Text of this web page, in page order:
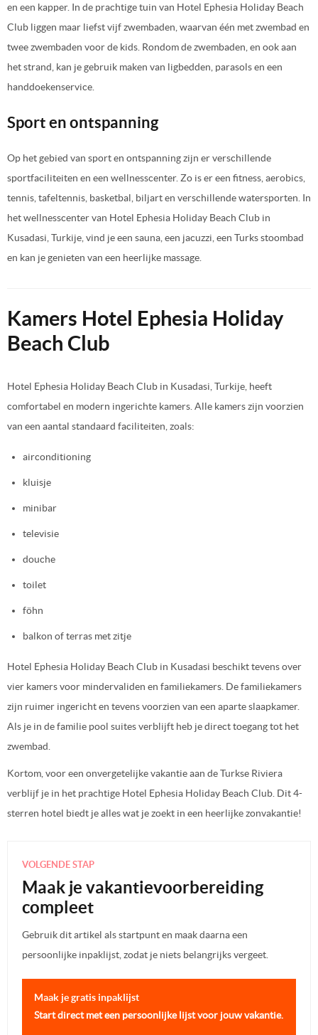
en een kapper. In de prachtige tuin van Hotel Ephesia Holiday Beach
Club liggen maar liefst vijf zwembaden, waarvan één met zwembad en
twee zwembaden voor de kids. Rondom de zwembaden, en ook aan
het strand, kan je gebruik maken van ligbedden, parasols en een
handdoekenservice.
Sport en ontspanning
Op het gebied van sport en ontspanning zijn er verschillende
sportfaciliteiten en een wellnesscenter. Zo is er een fitness, aerobics,
tennis, tafeltennis, basketbal, biljart en verschillende watersporten. In
het wellnesscenter van Hotel Ephesia Holiday Beach Club in
Kusadasi, Turkije, vind je een sauna, een jacuzzi, een Turks stoombad
en kan je genieten van een heerlijke massage.
Kamers Hotel Ephesia Holiday
Beach Club
Hotel Ephesia Holiday Beach Club in Kusadasi, Turkije, heeft
comfortabel en modern ingerichte kamers. Alle kamers zijn voorzien
van een aantal standaard faciliteiten, zoals:
airconditioning
kluisje
minibar
televisie
douche
toilet
föhn
balkon of terras met zitje
Hotel Ephesia Holiday Beach Club in Kusadasi beschikt tevens over
vier kamers voor mindervaliden en familiekamers. De familiekamers
zijn ruimer ingericht en tevens voorzien van een aparte slaapkamer.
Als je in de familie pool suites verblijft heb je direct toegang tot het
zwembad.
Kortom, voor een onvergetelijke vakantie aan de Turkse Riviera
verblijf je in het prachtige Hotel Ephesia Holiday Beach Club. Dit 4-
sterren hotel biedt je alles wat je zoekt in een heerlijke zonvakantie!
VOLGENDE STAP
Maak je vakantievoorbereiding
compleet
Gebruik dit artikel als startpunt en maak daarna een
persoonlijke inpaklijst, zodat je niets belangrijks vergeet.
Maak je gratis inpaklijst
Start direct met een persoonlijke lijst voor jouw vakantie.